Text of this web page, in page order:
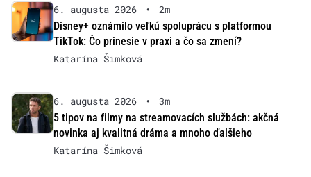
6. augusta 2026 •
2m
Disney+ oznámilo veľkú spoluprácu s platformou
TikTok: Čo prinesie v praxi a čo sa zmení?
Katarína Šimková
6. augusta 2026 •
3m
5 tipov na filmy na streamovacích službách: akčná
novinka aj kvalitná dráma a mnoho ďalšieho
Katarína Šimková